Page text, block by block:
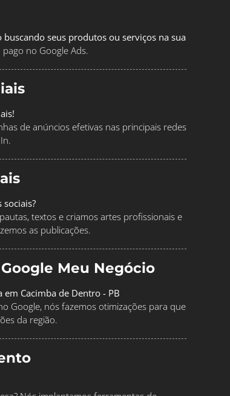
seus produtos ou serviços na sua
no Google Ads.
de anúncios efetivas nas principais redes
textos e criamos artes profissionais e
as publicações.
Meu Negócio
Cacimba de Dentro - PB
Google, nós fazemos otimizações para que
da região.